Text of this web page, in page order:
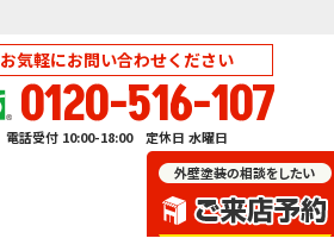
お気軽にお問い合わせください
0120-516-107
電話受付 10:00-18:00 定休日 水曜日